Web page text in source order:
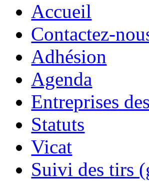
Accueil
Contactez-
Adhésion
Agenda
Entreprises
Statuts
Vicat
Suivi des tirs